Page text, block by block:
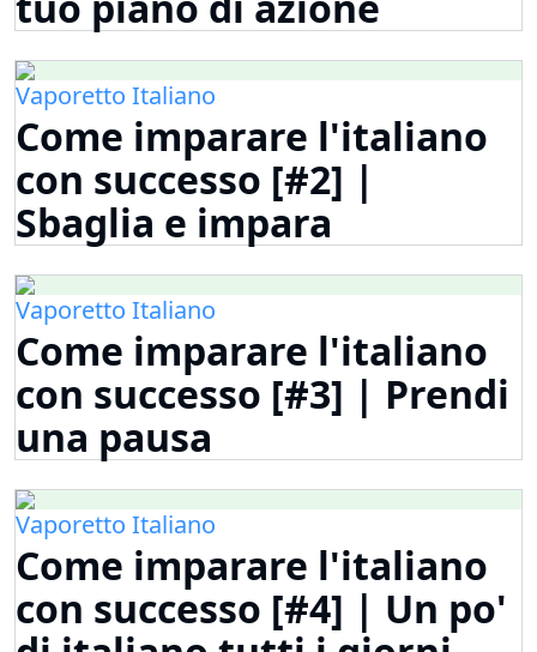
Vaporetto Italiano
Come imparare l'italiano
con successo [#2] |
Sbaglia e impara
Vaporetto Italiano
Come imparare l'italiano
con successo [#3] | Prendi
una pausa
Vaporetto Italiano
Come imparare l'italiano
con successo [#4] | Un po'